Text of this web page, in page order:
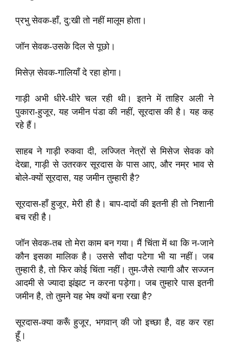
प्रभु सेवक-हाँ, दु:खी तो नहीं मालूम होता।
जॉन सेवक-उसके दिल से पूछो।
मिसेज़ सेवक-गालियाँ दे रहा होगा।
गाड़ी अभी धीरे-धीरे चल रही थी। इतने में ताहिर अली ने
पुकारा-हुजूर, यह जमीन पंडा की नहीं, सूरदास की है। यह कह
रहे हैं।
साहब ने गाड़ी रुकवा दी, लज्जित नेत्रों से मिसेज सेवक को
देखा, गाड़ी से उतरकर सूरदास के पास आए, और नम्र भाव से
बोले-क्यों सूरदास, यह जमीन तुम्हारी है?
सूरदास-हाँ हुजूर, मेरी ही है। बाप-दादों की इतनी ही तो निशानी
बच रही है।
जॉन सेवक-तब तो मेरा काम बन गया। मैं चिंता में था कि न-जाने
कौन इसका मालिक है। उससे सौदा पटेगा भी या नहीं। जब
तुम्हारी है, तो फिर कोई चिंता नहीं। तुम-जैसे त्यागी और सज्जन
आदमी से ज्यादा झंझट न करना पड़ेगा। जब तुम्हारे पास इतनी
जमीन है, तो तुमने यह भेष क्यों बना रखा है?
सूरदास-क्या करूँ हुजूर, भगवान् की जो इच्छा है, वह कर रहा
हूँ।